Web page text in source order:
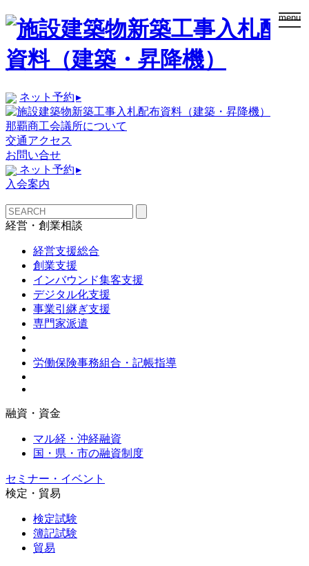
menu
ネット予約▸
那覇商工会議所について
交通アクセス
お問い合せ
ネット予約▸
入会案内
経営・創業相談
経営支援総合
創業支援
インバウンド集客支援
デジタル化支援
事業引継ぎ支援
専門家派遣
労働保険事務組合・記帳指導
融資・資金
マル経・沖経融資
国・県・市の融資制度
セミナー・イベント
検定・貿易
検定試験
簿記試験
貿易